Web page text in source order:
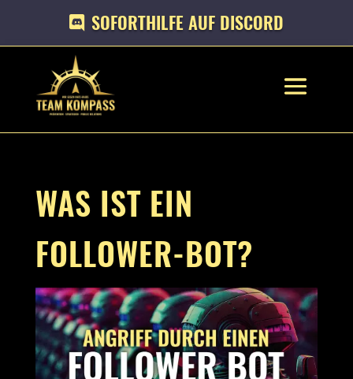
SOFORTHILFE AUF DISCORD
WAS IST EIN
FOLLOWER-BOT?